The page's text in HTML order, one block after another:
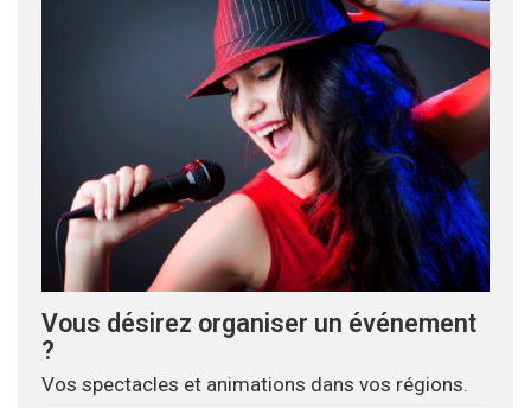
Vous désirez organiser un événement
?
Vos spectacles et animations dans vos régions.